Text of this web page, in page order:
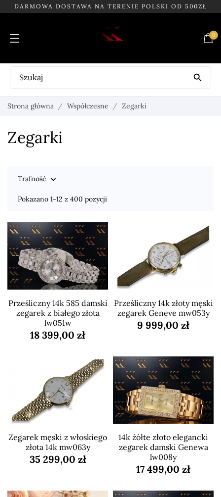
DARMOWA DOSTAWA NA TERENIE POLSKI OD 500ZŁ
0

Strona główna Współczesne Zegarki
Zegarki
Trafność 
Pokazano 1-12 z 400 pozycji
Prześliczny 14k 585 damski
zegarek z białego złota
lw051w
18 399,00 zł
Prześliczny 14k złoty męski
zegarek Geneve mw053y
9 999,00 zł
Zegarek męski z włoskiego
złota 14k mw063y
35 299,00 zł
14k żółte złoto elegancki
zegarek damski Genewa
lw008y
17 499,00 zł